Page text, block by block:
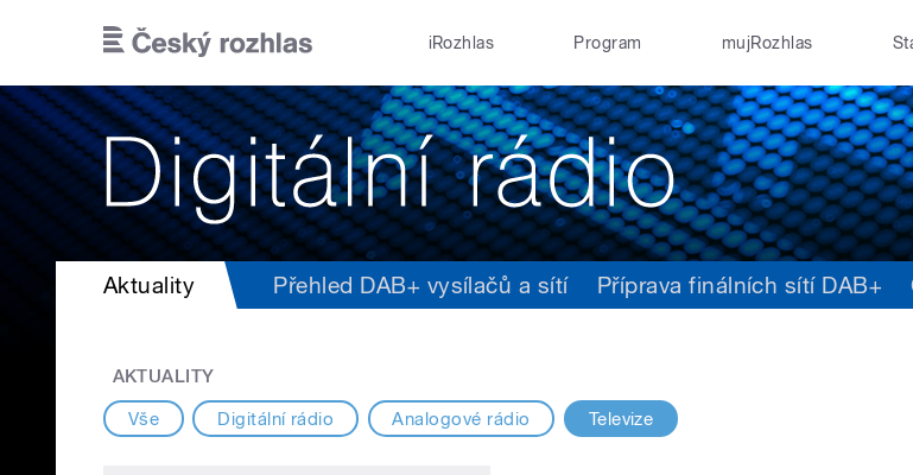
iRozhlas Program mujRozhlas
Aktuality Přehled DAB+ vysílačů a sítí Příprava finálních sítí DAB+
AKTUALITY
Vše
Digitální rádio Analogové rádio Televize